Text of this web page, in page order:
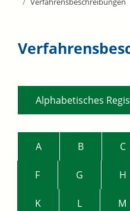
Alphabetisches
A B C
F G H
K L M